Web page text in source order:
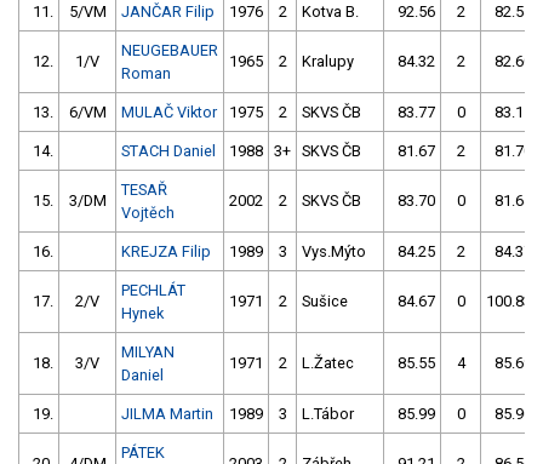
11. 5/VM JANČAR Filip 1976 2 Kotva B. 92.56 2 82.54
12. 1/V
NEUGEBAUER
Roman
1965 2 Kralupy 84.32 2 82.60
13. 6/VM MULAČ Viktor 1975 2 SKVS ČB 83.77 0 83.11
14. STACH Daniel 1988 3+ SKVS ČB 81.67 2 81.70
15. 3/DM
TESAŘ
Vojtěch
2002 2 SKVS ČB 83.70 0 81.64
16. KREJZA Filip 1989 3 Vys.Mýto 84.25 2 84.37
17. 2/V
PECHLÁT
Hynek
1971 2 Sušice 84.67 0 100.83
18. 3/V
MILYAN
Daniel
1971 2 L.Žatec 85.55 4 85.69
19. JILMA Martin 1989 3 L.Tábor 85.99 0 85.90
PÁTEK